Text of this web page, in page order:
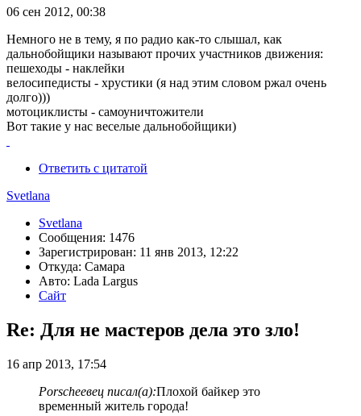
06 сен 2012, 00:38
Немного не в тему, я по радио как-то слышал, как
дальнобойщики называют прочих участников движения:
пешеходы - наклейки
велосипедисты - хрустики (я над этим словом ржал очень
долго)))
мотоциклисты - самоуничтожители
Вот такие у нас веселые дальнобойщики)
Ответить с цитатой
Svetlana
Svetlana
Сообщения: 1476
Зарегистрирован: 11 янв 2013, 12:22
Откуда: Самара
Авто: Lada Largus
Сайт
Re: Для не мастеров дела это зло!
16 апр 2013, 17:54
Porscheeвец писал(а):Плохой байкер это
временный житель города!